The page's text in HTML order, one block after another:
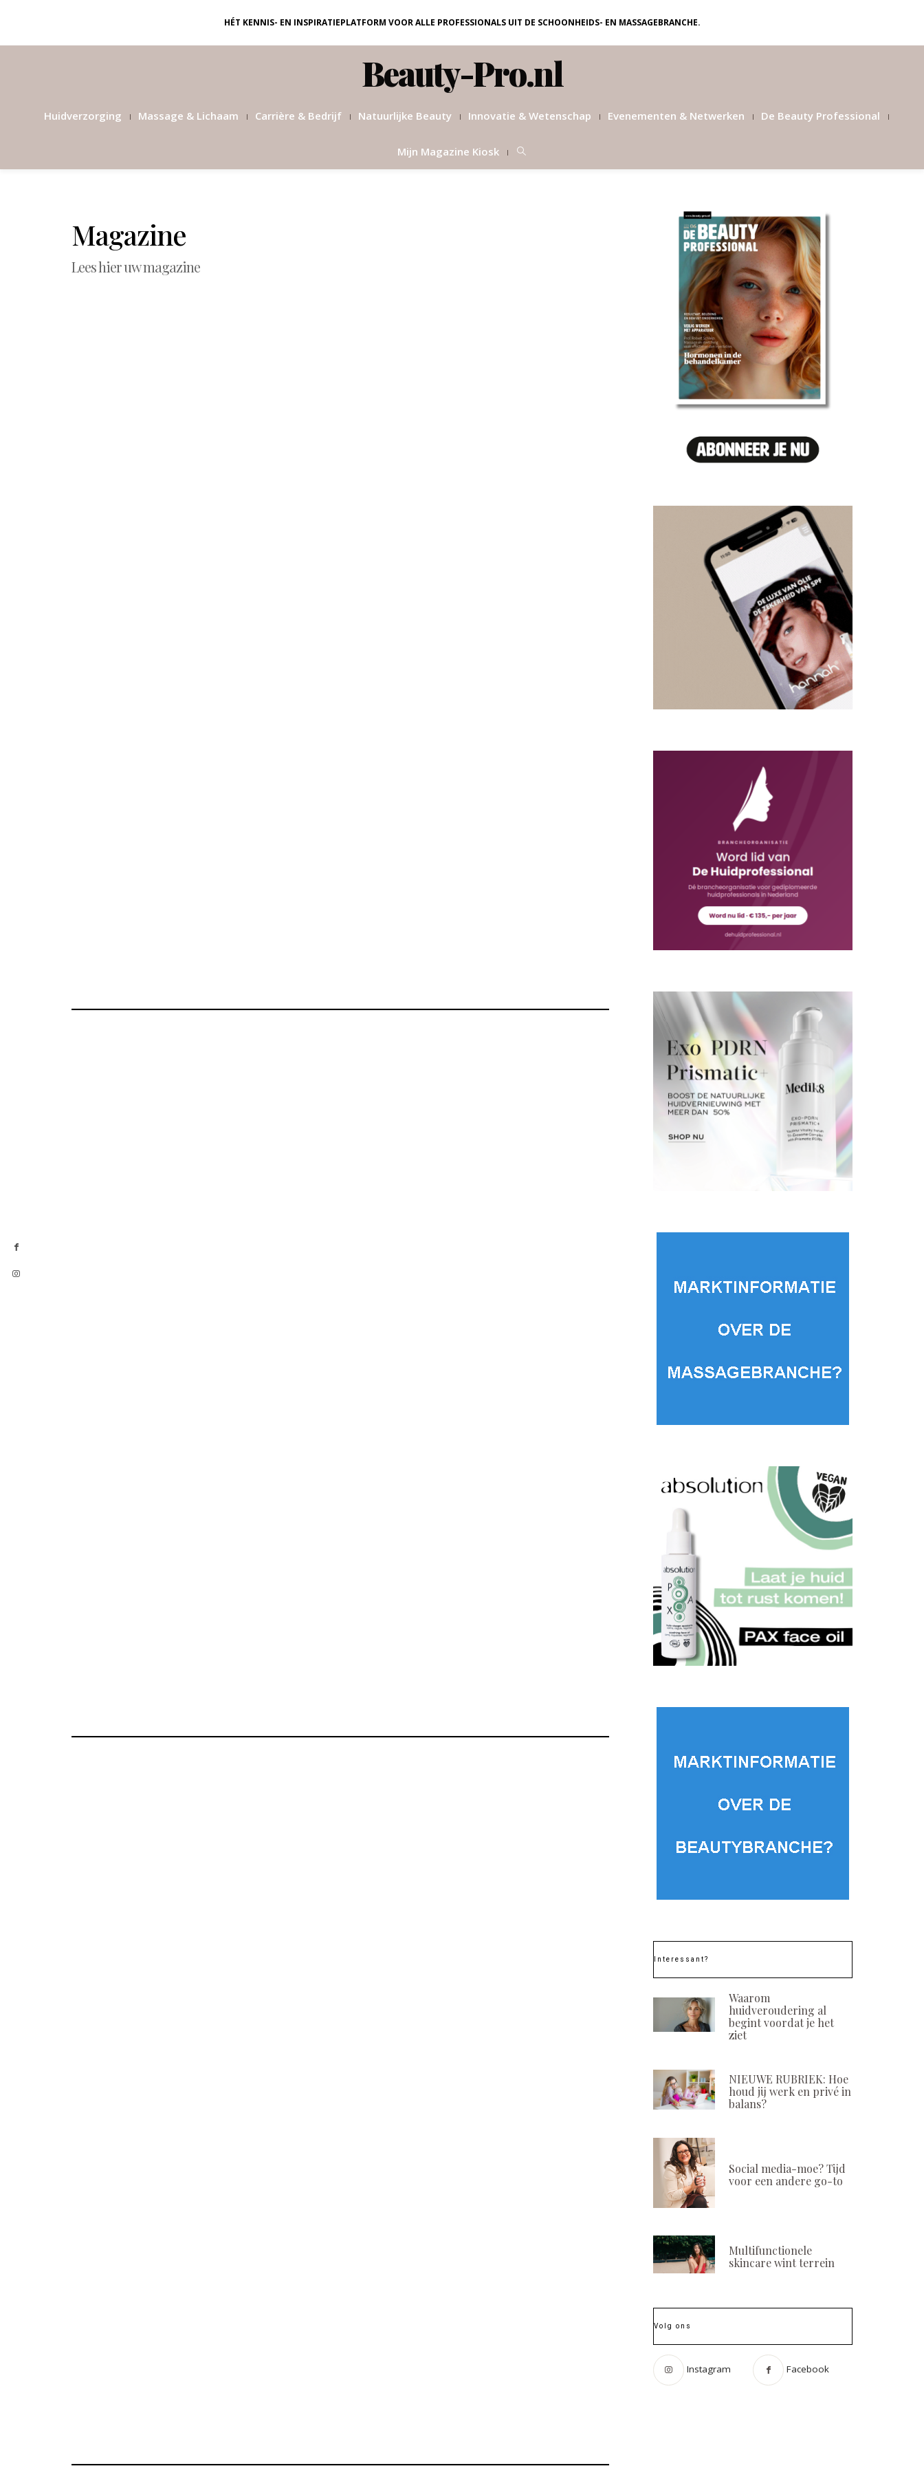
HÉT KENNIS- EN INSPIRATIEPLATFORM VOOR ALLE PROFESSIONALS UIT DE SCHOONHEIDS- EN MASSAGEBRANCHE.
Beauty-Pro.nl
Huidverzorging Massage & Lichaam Carrière & Bedrijf Natuurlijke Beauty Innovatie & Wetenschap Evenementen & Netwerken De Beauty Professional
Mijn Magazine Kiosk
Magazine
Lees hier uw magazine
Interessant?
Waarom
huidveroudering al
begint voordat je het
ziet
NIEUWE RUBRIEK: Hoe
houd jij werk en privé in
balans?
Social media-moe? Tijd
voor een andere go-to
Multifunctionele
skincare wint terrein
Volg ons
Instagram Facebook